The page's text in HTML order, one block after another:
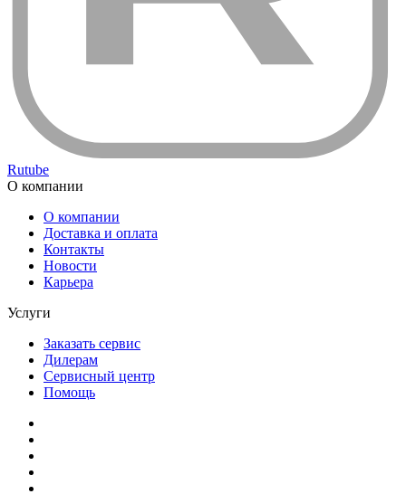
Rutube
О компании
О компании
Доставка и оплата
Контакты
Новости
Карьера
Услуги
Заказать сервис
Дилерам
Сервисный центр
Помощь